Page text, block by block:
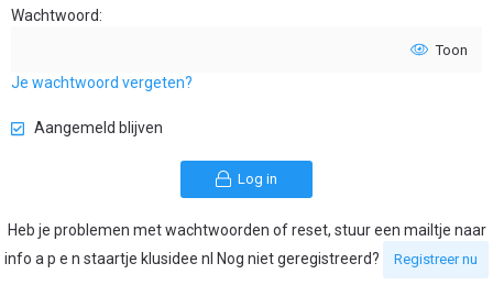
Wachtwoord
Toon
Je wachtwoord vergeten?
Aangemeld blijven
Log in
Heb je problemen met wachtwoorden of reset, stuur een mailtje naar
info a p e n staartje klusidee nl Nog niet geregistreerd?
Registreer nu